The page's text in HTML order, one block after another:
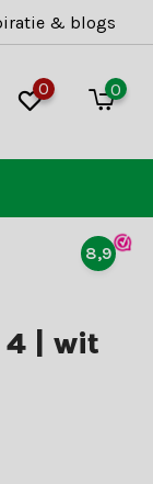
& blogs
0 0
8,9
4 | wit